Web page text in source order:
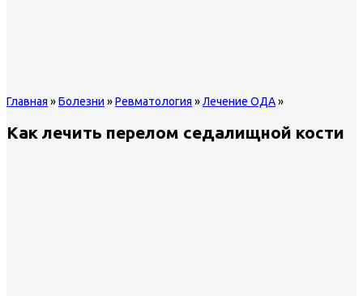
Главная »Болезни »Ревматология »Лечение ОДА»
Как лечить перелом седалищной кости